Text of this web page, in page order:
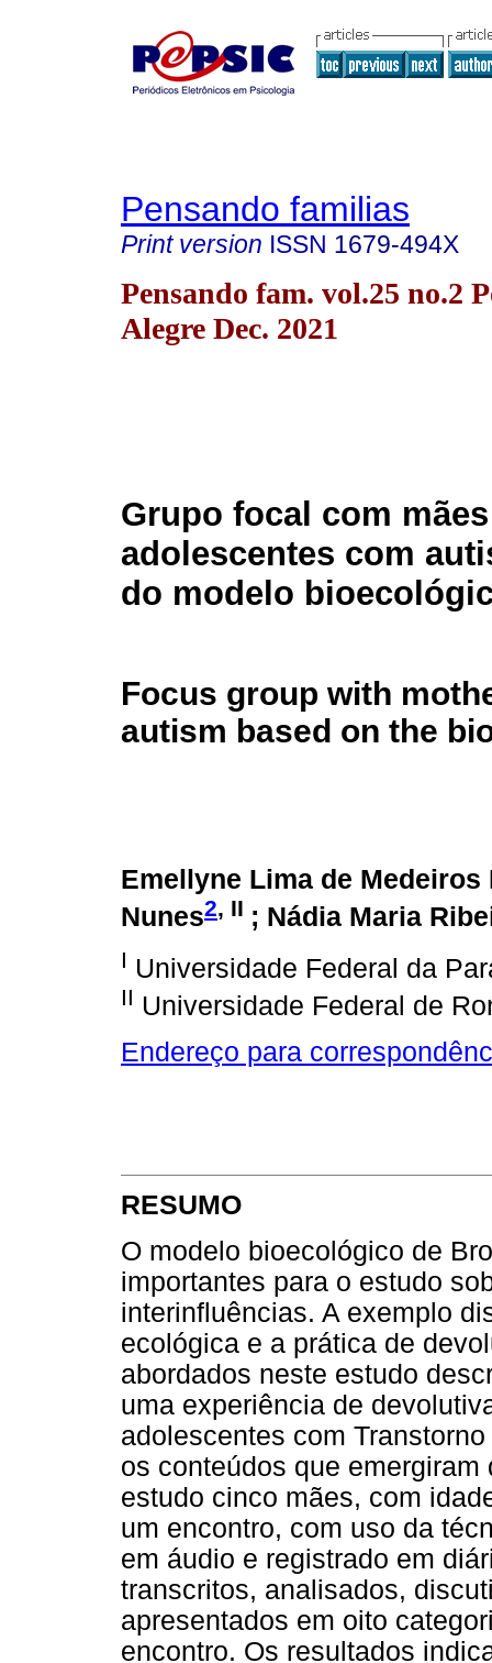
Pensando familias
Print version ISSN 1679-494X
Pensando fam. vol.25 no.2
Alegre Dec. 2021
Grupo focal com
adolescentes com
do modelo
Focus group with
autism based on the
Emellyne Lima de Medeiros
Nunes2, II ; Nádia Maria
I Universidade Federal da
II Universidade Federal de
Endereço para
RESUMO
O modelo bioecológico de
importantes para o estudo
interinfluências. A exemplo
ecológica e a prática de
abordados neste estudo
uma experiência de
adolescentes com
os conteúdos que
estudo cinco mães, com
um encontro, com uso da
em áudio e registrado em
transcritos, analisados,
apresentados em oito
encontro. Os resultados